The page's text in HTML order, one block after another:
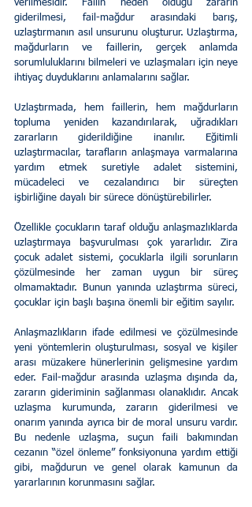
verilmesidir. Failin neden olduğu zararın
giderilmesi, fail-mağdur arasındaki barış,
uzlaştırmanın asıl unsurunu oluşturur. Uzlaştırma,
mağdurların ve faillerin, gerçek anlamda
sorumluluklarını bilmeleri ve uzlaşmaları için neye
ihtiyaç duyduklarını anlamalarını sağlar.
Uzlaştırmada, hem faillerin, hem mağdurların
topluma yeniden kazandırılarak, uğradıkları
zararların giderildiğine inanılır. Eğitimli
uzlaştırmacılar, tarafların anlaşmaya varmalarına
yardım etmek suretiyle adalet sistemini,
mücadeleci ve cezalandırıcı bir süreçten
işbirliğine dayalı bir sürece dönüştürebilirler.
Özellikle çocukların taraf olduğu anlaşmazlıklarda
uzlaştırmaya başvurulması çok yararlıdır. Zira
çocuk adalet sistemi, çocuklarla ilgili sorunların
çözülmesinde her zaman uygun bir süreç
olmamaktadır. Bunun yanında uzlaştırma süreci,
çocuklar için başlı başına önemli bir eğitim sayılır.
Anlaşmazlıkların ifade edilmesi ve çözülmesinde
yeni yöntemlerin oluşturulması, sosyal ve kişiler
arası müzakere hünerlerinin gelişmesine yardım
eder. Fail-mağdur arasında uzlaşma dışında da,
zararın gideriminin sağlanması olanaklıdır. Ancak
uzlaşma kurumunda, zararın giderilmesi ve
onarım yanında ayrıca bir de moral unsuru vardır.
Bu nedenle uzlaşma, suçun faili bakımından
cezanın “özel önleme” fonksiyonuna yardım ettiği
gibi, mağdurun ve genel olarak kamunun da
yararlarının korunmasını sağlar.